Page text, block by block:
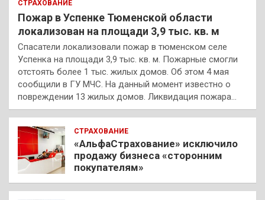
СТРАХОВАНИЕ
Пожар в Успенке Тюменской области
локализован на площади 3,9 тыс. кв. м
Спасатели локализовали пожар в тюменском селе
Успенка на площади 3,9 тыс. кв. м. Пожарные смогли
отстоять более 1 тыс. жилых домов. Об этом 4 мая
сообщили в ГУ МЧС. На данный момент известно о
повреждении 13 жилых домов. Ликвидация пожара…
СТРАХОВАНИЕ
«АльфаСтрахование» исключило
продажу бизнеса «сторонним
покупателям»